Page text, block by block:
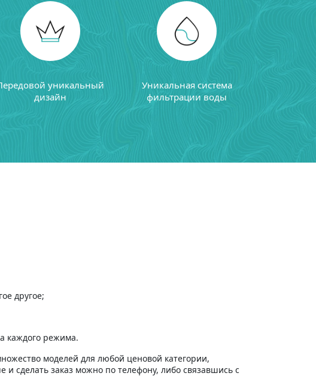
уникальный
дизайн
Уникальная система
фильтрации воды
другое;
каждого режима.
моделей для любой ценовой категории,
сделать заказ можно по телефону, либо связавшись с